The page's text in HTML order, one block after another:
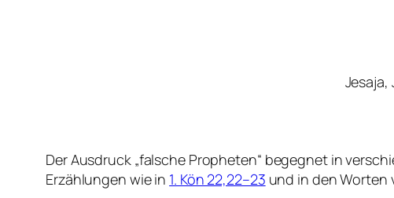
Jesaja,
Der Ausdruck „falsche Propheten“ begegnet in
Erzählungen wie in 1. Kön 22,22–23 und in den Worten